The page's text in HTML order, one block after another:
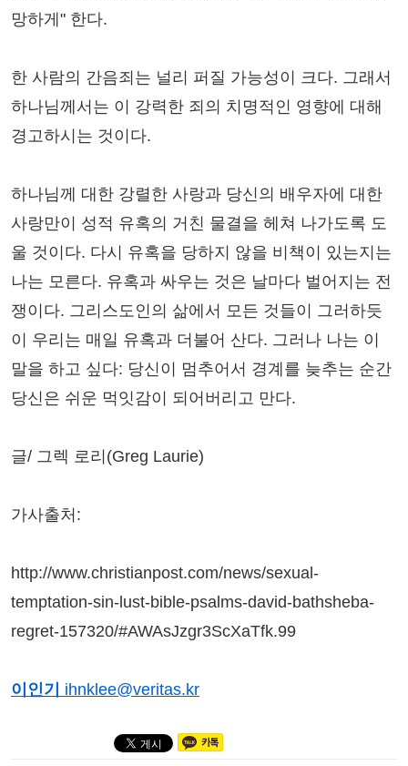
망하게" 한다.
한 사람의 간음죄는 널리 퍼질 가능성이 크다. 그래서
하나님께서는 이 강력한 죄의 치명적인 영향에 대해
경고하시는 것이다.
하나님께 대한 강렬한 사랑과 당신의 배우자에 대한
사랑만이 성적 유혹의 거친 물결을 헤쳐 나가도록 도
울 것이다. 다시 유혹을 당하지 않을 비책이 있는지는
나는 모른다. 유혹과 싸우는 것은 날마다 벌어지는 전
쟁이다. 그리스도인의 삶에서 모든 것들이 그러하듯
이 우리는 매일 유혹과 더불어 산다. 그러나 나는 이
말을 하고 싶다: 당신이 멈추어서 경계를 늦추는 순간
당신은 쉬운 먹잇감이 되어버리고 만다.
글/ 그렉 로리(Greg Laurie)
가사출처:
http://www.christianpost.com/news/sexual-
temptation-sin-lust-bible-psalms-david-bathsheba-
regret-157320/#AWAsJzgr3ScXaTfk.99
이인기 ihnklee@veritas.kr